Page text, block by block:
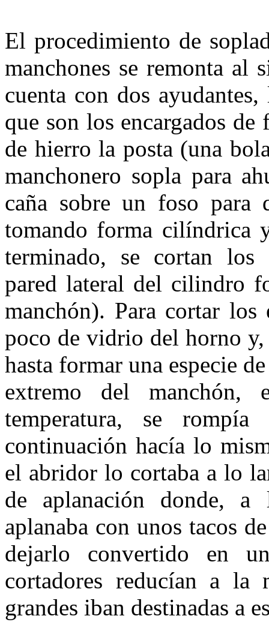
El procedimiento de
manchones se remonta al
cuenta con dos
que son los encargados
de hierro la posta (una
manchonero sopla para
caña sobre un foso para
tomando forma cilíndrica
terminado, se cortan los
pared lateral del cilindro
manchón). Para cortar
poco de vidrio del horno
hasta formar una especie
extremo del
temperatura, se
continuación hacía lo
el abridor lo cortaba a lo
de aplanación donde, a
aplanaba con unos tacos
dejarlo convertido en
cortadores reducían a la
grandes iban destinadas a